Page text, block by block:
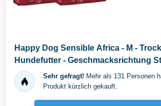
Happy Dog Sensible Africa - M -
Hundefutter - Geschmacksrichtung
2x12,5kgSehr gefragt! Mehr als 131 Personen
Produkt kürzlich gekauft.